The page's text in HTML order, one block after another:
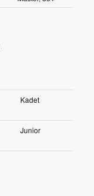
Kadet
Junior